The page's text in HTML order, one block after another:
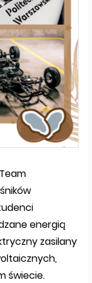
energią
zasilany
świecie.